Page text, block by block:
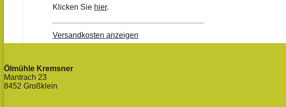
Klicken Sie hier.
Versandkosten anzeigen
Ölmühle Kremsner
Mantrach 23
8452 Großklein